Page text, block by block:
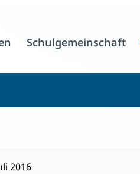
Schulgemeinschaft
2016